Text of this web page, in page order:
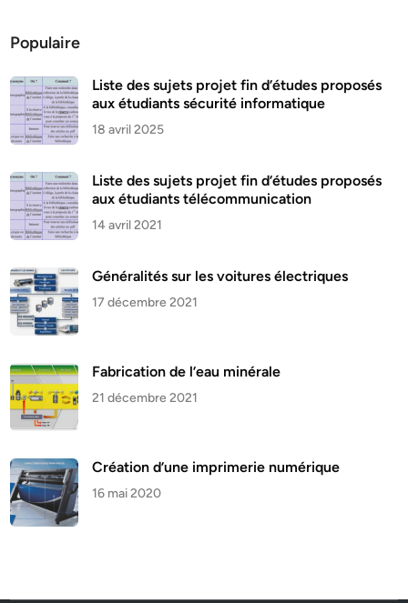
Populaire
Liste des sujets projet fin d’études proposés
aux étudiants sécurité informatique
18 avril 2025
Liste des sujets projet fin d’études proposés
aux étudiants télécommunication
14 avril 2021
Généralités sur les voitures électriques
17 décembre 2021
Fabrication de l’eau minérale
21 décembre 2021
Création d’une imprimerie numérique
16 mai 2020